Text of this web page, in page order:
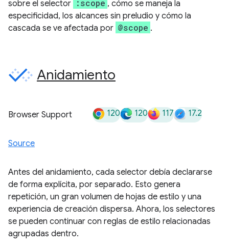
sobre el selector :scope , cómo se maneja la
especificidad, los alcances sin preludio y cómo la
cascada se ve afectada por @scope .
Anidamiento
Browser Support 120 120 117 17.2
Source
Antes del anidamiento, cada selector debía declararse
de forma explícita, por separado. Esto genera
repetición, un gran volumen de hojas de estilo y una
experiencia de creación dispersa. Ahora, los selectores
se pueden continuar con reglas de estilo relacionadas
agrupadas dentro.